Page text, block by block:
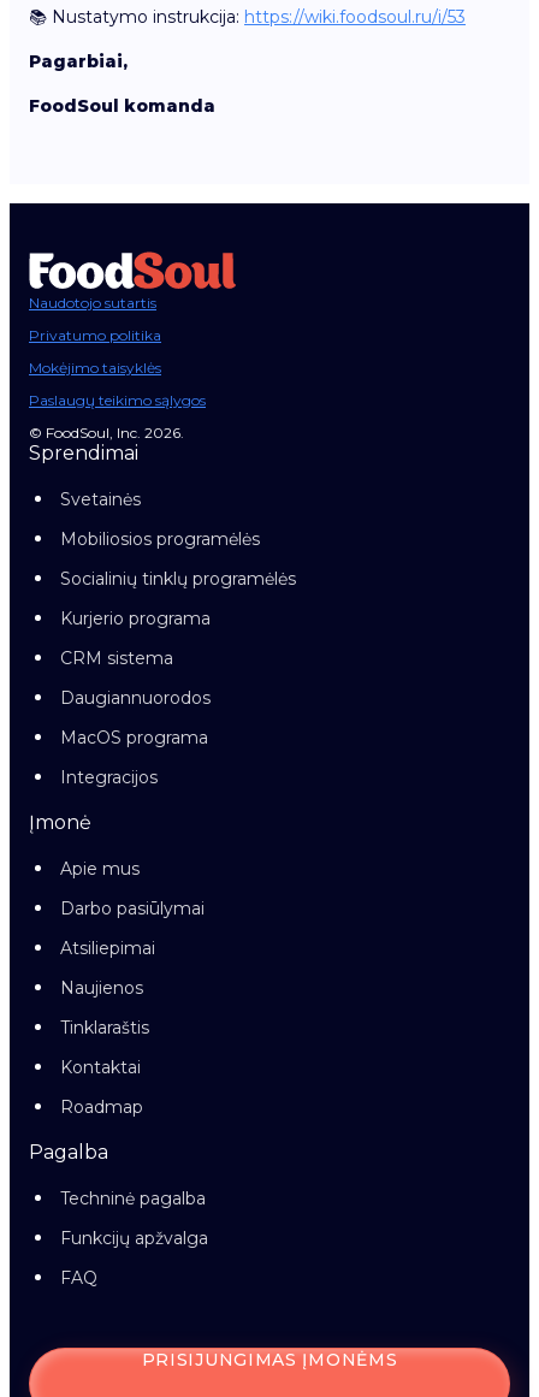
📚 Nustatymo instrukcija: https://wiki.foodsoul.ru/i/53
Pagarbiai,
FoodSoul komanda
Naudotojo sutartis
Privatumo politika
Mokėjimo taisyklės
Paslaugų teikimo sąlygos
© FoodSoul, Inc. 2026.
Sprendimai
Svetainės
Mobiliosios programėlės
Socialinių tinklų programėlės
Kurjerio programa
CRM sistema
Daugiannuorodos
MacOS programa
Integracijos
Įmonė
Apie mus
Darbo pasiūlymai
Atsiliepimai
Naujienos
Tinklaraštis
Kontaktai
Roadmap
Pagalba
Techninė pagalba
Funkcijų apžvalga
FAQ
PRISIJUNGIMAS ĮMONĖMS